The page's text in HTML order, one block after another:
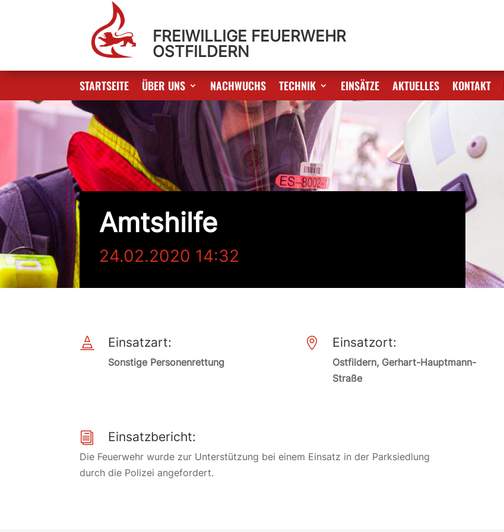
FREIWILLIGE FEUERWEHR
OSTFILDERN
STARTSEITE ÜBER UNS NACHWUCHS TECHNIK EINSÄTZE AKTUELLES KONTAKT
Amtshilfe
24.02.2020 14:32
 Einsatzart:
Sonstige Personenrettung
 Einsatzort:
Ostfildern, Gerhart-Hauptmann-
Straße
i Einsatzbericht:
Die Feuerwehr wurde zur Unterstützung bei einem Einsatz in der Parksiedlung
durch die Polizei angefordert.